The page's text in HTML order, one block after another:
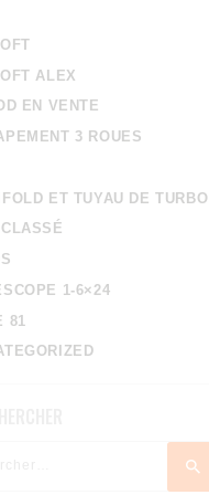
ALEX
EN VENTE
3 ROUES
ET TUYAU DE TURBO
CLASSÉ
1-6×24
81